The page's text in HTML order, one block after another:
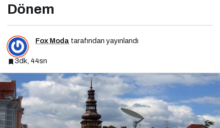
Dönem
Fox Moda tarafından yayınlandı
3dk, 44sn